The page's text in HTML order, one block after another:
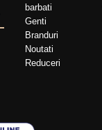
barbati
Genti
Branduri
Noutati
Reduceri